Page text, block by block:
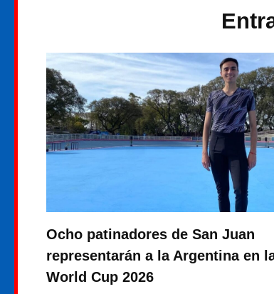
Ocho patinadores de San Juan
representarán a la Argentina en
World Cup 2026